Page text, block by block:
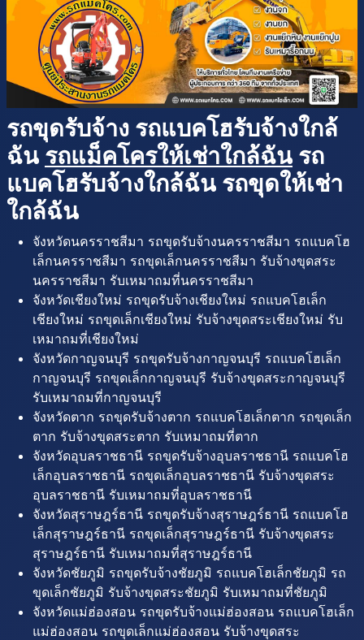
รถขุดรับจ้าง รถแบคโฮรับจ้างใกล้
ฉัน รถแม็คโครให้เช่าใกล้ฉัน รถ
แบคโฮรับจ้างใกล้ฉัน รถขุดให้เช่า
ใกล้ฉัน
จังหวัดนครราชสีมา รถขุดรับจ้างนครราชสีมา รถแบคโฮ
เล็กนครราชสีมา รถขุดเล็กนครราชสีมา รับจ้างขุดสระ
นครราชสีมา รับเหมาถมที่นครราชสีมา
จังหวัดเชียงใหม่ รถขุดรับจ้างเชียงใหม่ รถแบคโฮเล็ก
เชียงใหม่ รถขุดเล็กเชียงใหม่ รับจ้างขุดสระเชียงใหม่ รับ
เหมาถมที่เชียงใหม่
จังหวัดกาญจนบุรี รถขุดรับจ้างกาญจนบุรี รถแบคโฮเล็ก
กาญจนบุรี รถขุดเล็กกาญจนบุรี รับจ้างขุดสระกาญจนบุรี
รับเหมาถมที่กาญจนบุรี
จังหวัดตาก รถขุดรับจ้างตาก รถแบคโฮเล็กตาก รถขุดเล็ก
ตาก รับจ้างขุดสระตาก รับเหมาถมที่ตาก
จังหวัดอุบลราชธานี รถขุดรับจ้างอุบลราชธานี รถแบคโฮ
เล็กอุบลราชธานี รถขุดเล็กอุบลราชธานี รับจ้างขุดสระ
อุบลราชธานี รับเหมาถมที่อุบลราชธานี
จังหวัดสุราษฎร์ธานี รถขุดรับจ้างสุราษฎร์ธานี รถแบคโฮ
เล็กสุราษฎร์ธานี รถขุดเล็กสุราษฎร์ธานี รับจ้างขุดสระ
สุราษฎร์ธานี รับเหมาถมที่สุราษฎร์ธานี
จังหวัดชัยภูมิ รถขุดรับจ้างชัยภูมิ รถแบคโฮเล็กชัยภูมิ รถ
ขุดเล็กชัยภูมิ รับจ้างขุดสระชัยภูมิ รับเหมาถมที่ชัยภูมิ
จังหวัดแม่ฮ่องสอน รถขุดรับจ้างแม่ฮ่องสอน รถแบคโฮเล็ก
แม่ฮ่องสอน รถขุดเล็กแม่ฮ่องสอน รับจ้างขุดสระ